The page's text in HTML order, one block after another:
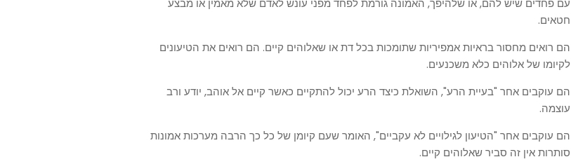
עם פחדים שיש להם, או שלהיפך, האמונה גורמת לפחד מפני עונש לאדם שלא מאמין או מבצע
חטאים.
הם רואים מחסור בראיות אמפיריות שתומכות בכל דת או שאלוהים קיים. הם רואים את הטיעונים
לקיומו של אלוהים כלא משכנעים.
הם עוקבים אחר "בעיית הרע", השואלת כיצד הרע יכול להתקיים כאשר קיים אל אוהב, יודע ורב
עוצמה.
הם עוקבים אחר "הטיעון לגילויים לא עקביים", האומר שעם קיומן של כל כך הרבה מערכות אמונות
סותרות אין זה סביר שאלוהים קיים.